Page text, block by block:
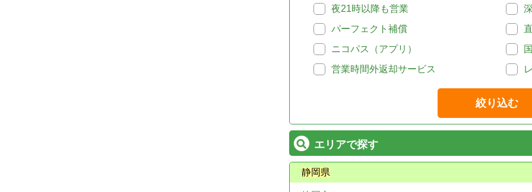
夜21時以降も営業
パーフェクト補償
ニコパス（アプリ）
営業時間外返却サービス
絞り込む
エリアで探す
静岡県